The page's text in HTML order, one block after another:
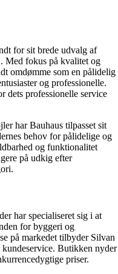
for sit brede udvalg af
Med fokus på kvalitet og
omdømme som en pålidelig
og professionelle.
dets professionelle service
har Bauhaus tilpasset sit
behov for pålidelige og
og funktionalitet
på udkig efter
har specialiseret sig i at
for byggeri og
på markedet tilbyder Silvan
kundeservice. Butikken nyder
priser.